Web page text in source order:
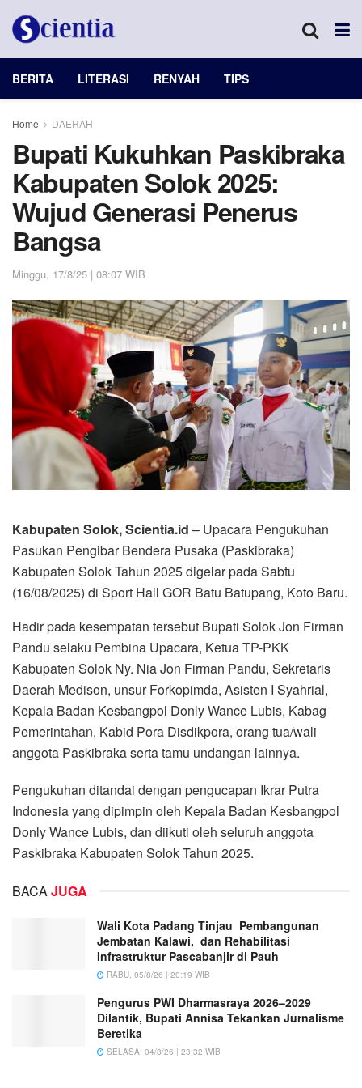
BERITA LITERASI RENYAH TIPS
Home DAERAH
Bupati Kukuhkan Paskibraka
Kabupaten Solok 2025:
Wujud Generasi Penerus
Bangsa
Minggu, 17/8/25 | 08:07 WIB
Kabupaten Solok, Scientia.id – Upacara Pengukuhan
Pasukan Pengibar Bendera Pusaka (Paskibraka)
Kabupaten Solok Tahun 2025 digelar pada Sabtu
(16/08/2025) di Sport Hall GOR Batu Batupang, Koto Baru.
Hadir pada kesempatan tersebut Bupati Solok Jon Firman
Pandu selaku Pembina Upacara, Ketua TP-PKK
Kabupaten Solok Ny. Nia Jon Firman Pandu, Sekretaris
Daerah Medison, unsur Forkopimda, Asisten I Syahrial,
Kepala Badan Kesbangpol Donly Wance Lubis, Kabag
Pemerintahan, Kabid Pora Disdikpora, orang tua/wali
anggota Paskibraka serta tamu undangan lainnya.
Pengukuhan ditandai dengan pengucapan Ikrar Putra
Indonesia yang dipimpin oleh Kepala Badan Kesbangpol
Donly Wance Lubis, dan diikuti oleh seluruh anggota
Paskibraka Kabupaten Solok Tahun 2025.
BACAJUGA
Wali Kota Padang Tinjau Pembangunan
Jembatan Kalawi, dan Rehabilitasi
Infrastruktur Pascabanjir di Pauh
RABU, 05/8/26 | 20:19 WIB
Pengurus PWI Dharmasraya 2026–2029
Dilantik, Bupati Annisa Tekankan Jurnalisme
Beretika
SELASA, 04/8/26 | 23:32 WIB